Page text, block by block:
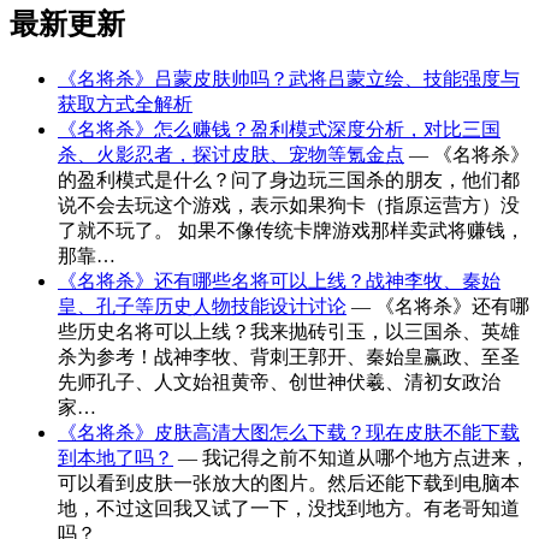
最新更新
《名将杀》吕蒙皮肤帅吗？武将吕蒙立绘、技能强度与
获取方式全解析
《名将杀》怎么赚钱？盈利模式深度分析，对比三国
杀、火影忍者，探讨皮肤、宠物等氪金点 — 《名将杀》
的盈利模式是什么？问了身边玩三国杀的朋友，他们都
说不会去玩这个游戏，表示如果狗卡（指原运营方）没
了就不玩了。 如果不像传统卡牌游戏那样卖武将赚钱，
那靠…
《名将杀》还有哪些名将可以上线？战神李牧、秦始
皇、孔子等历史人物技能设计讨论 — 《名将杀》还有哪
些历史名将可以上线？我来抛砖引玉，以三国杀、英雄
杀为参考！战神李牧、背刺王郭开、秦始皇赢政、至圣
先师孔子、人文始祖黄帝、创世神伏羲、清初女政治
家…
《名将杀》皮肤高清大图怎么下载？现在皮肤不能下载
到本地了吗？ — 我记得之前不知道从哪个地方点进来，
可以看到皮肤一张放大的图片。然后还能下载到电脑本
地，不过这回我又试了一下，没找到地方。有老哥知道
吗？